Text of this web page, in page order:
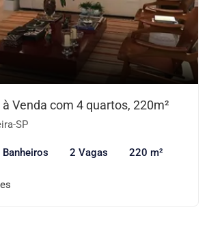
Venda com 4 quartos, 220m²
SP
Banheiros 2 Vagas 220 m²